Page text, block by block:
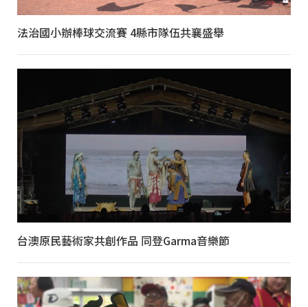
法治國小辦棒球交流賽 4縣市隊伍共襄盛舉
台澳原民藝術家共創作品 同登Garma音樂節